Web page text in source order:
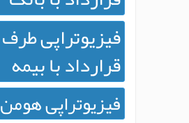
فیزیوتراپی طرف
قرارداد با بیمه
فیزیوتراپی هومن